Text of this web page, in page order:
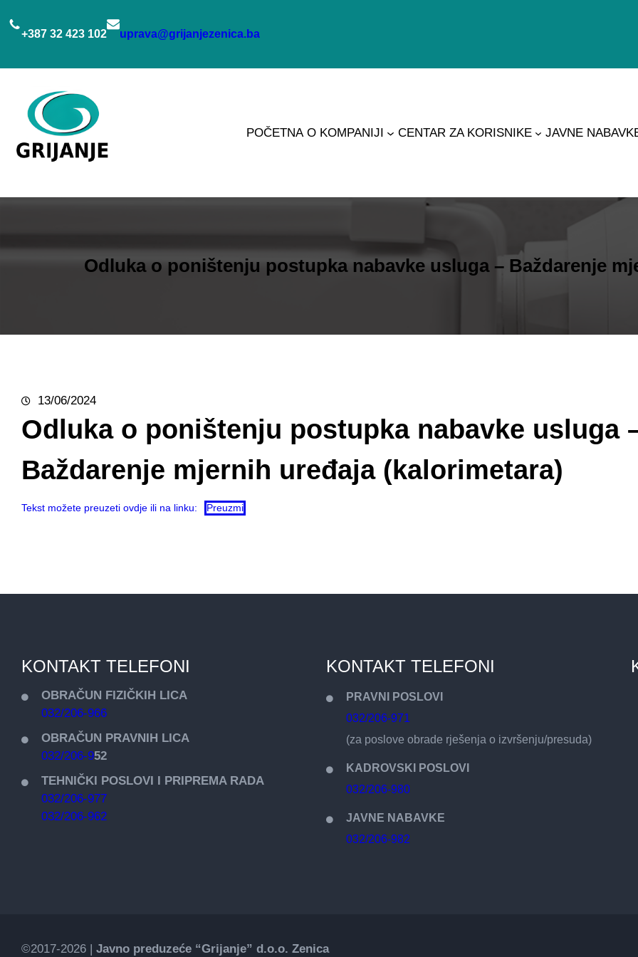
na
+387 32 423 102 uprava@grijanjezenica.ba
POČETNA O KOMPANIJI CENTAR ZA KORISNIKE JAVNE
Odluka o poništenju postupka nabavke usluga – Baždarenje
13/06/2024
Odluka o poništenju postupka nabavke usluga
Baždarenje mjernih uređaja (kalorimetara)
Tekst možete preuzeti ovdje ili na linku: Preuzmi
KONTAKT TELEFONI
OBRAČUN FIZIČKIH LICA
032/206-966
OBRAČUN PRAVNIH LICA
032/206-952
TEHNIČKI POSLOVI I PRIPREMA RADA
032/206-977
032/206-962
KONTAKT TELEFONI
PRAVNI POSLOVI
032/206-971
(za poslove obrade rješenja o izvršenju/presuda)
KADROVSKI POSLOVI
032/206-980
JAVNE NABAVKE
032/206-982
©2017-2026 | Javno preduzeće “Grijanje” d.o.o. Zenica